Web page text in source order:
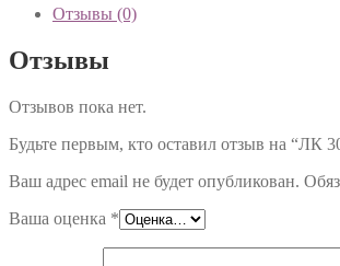
Отзывы (0)
Отзывы
Отзывов пока нет.
Будьте первым, кто оставил отзыв на “ЛК
Ваш адрес email не будет опубликован.
Ваша оценка *